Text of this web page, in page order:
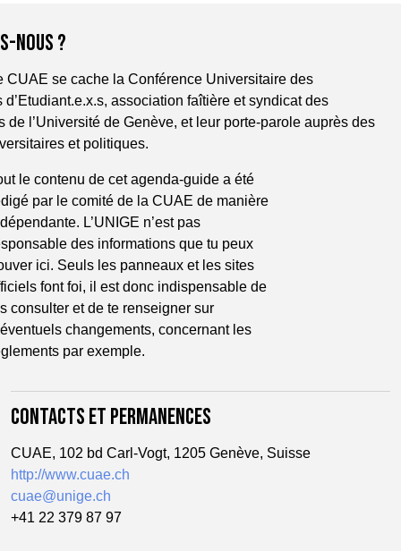
NOUS ?
CUAE se cache la Conférence Universitaire des
d’Etudiant.e.x.s, association faîtière et syndicat des
de l’Université de Genève, et leur porte-parole auprès des
et politiques.
le contenu de cet agenda-guide a été
par le comité de la CUAE de manière
L’UNIGE n’est pas
des informations que tu peux
ici. Seuls les panneaux et les sites
font foi, il est donc indispensable de
consulter et de te renseigner sur
changements, concernant les
par exemple.
CONTACTS ET PERMANENCES
CUAE, 102 bd Carl-Vogt, 1205 Genève, Suisse
http://www.cuae.ch
cuae@unige.ch
+41 22 379 87 97